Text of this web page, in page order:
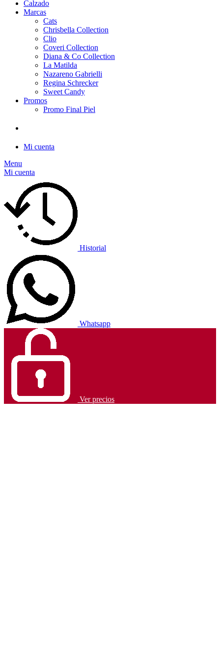
Calzado
Marcas
Cats
Chrisbella Collection
Clio
Coveri Collection
Diana & Co Collection
La Matilda
Nazareno Gabrielli
Regina Schrecker
Sweet Candy
Promos
Promo Final Piel
Mi cuenta
Menu
Mi cuenta
Historial
Whatsapp
Ver precios